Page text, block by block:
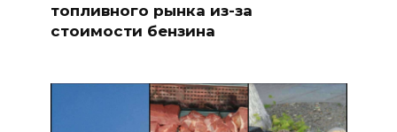
топливного рынка из-за
стоимости бензина